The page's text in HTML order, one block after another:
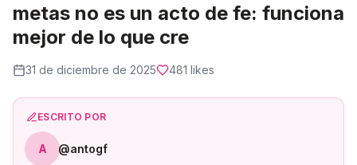
metas no es un acto de fe: funciona
mejor de lo que cre
31 de diciembre de 2025 481 likes
ESCRITO POR
A @antogf